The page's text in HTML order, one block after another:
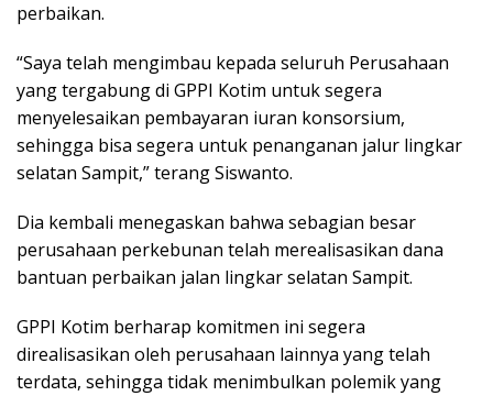
perbaikan.
“Saya telah mengimbau kepada seluruh Perusahaan
yang tergabung di GPPI Kotim untuk segera
menyelesaikan pembayaran iuran konsorsium,
sehingga bisa segera untuk penanganan jalur lingkar
selatan Sampit,” terang Siswanto.
Dia kembali menegaskan bahwa sebagian besar
perusahaan perkebunan telah merealisasikan dana
bantuan perbaikan jalan lingkar selatan Sampit.
GPPI Kotim berharap komitmen ini segera
direalisasikan oleh perusahaan lainnya yang telah
terdata, sehingga tidak menimbulkan polemik yang